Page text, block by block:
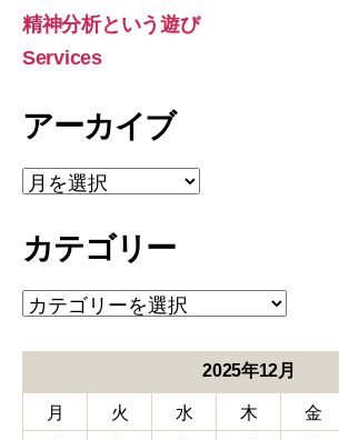
象:
精神分析という遊び
Services
アーカイブ
ア
イ
カテゴリー
カ
ゴ
ー
2025年12月
月 火 水 木 金